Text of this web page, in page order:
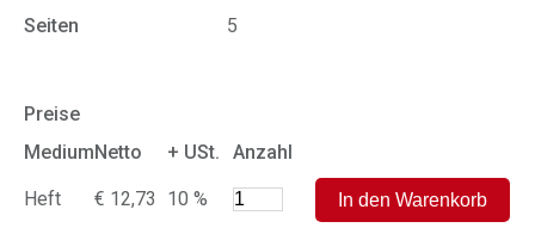
Seiten
5
Preise
MediumNetto + USt. Anzahl
Heft € 12,73 10 %